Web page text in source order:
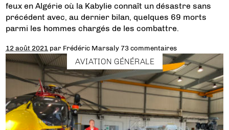
feux en Algérie où la Kabylie connaît un désastre sans
précédent avec, au dernier bilan, quelques 69 morts
parmi les hommes chargés de les combattre.
12 août 2021 par Frédéric Marsaly 73 commentaires
AVIATION GÉNÉRALE